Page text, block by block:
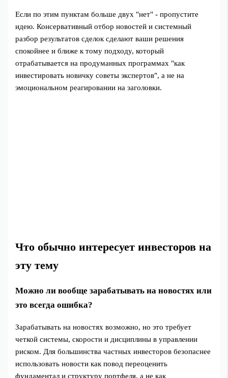
Если по этим пунктам больше двух "нет" - пропустите
идею. Консервативный отбор новостей и системный
разбор результатов сделок сделают ваши решения
спокойнее и ближе к тому подходу, который
отрабатывается на продуманных программах "как
инвестировать новичку советы экспертов", а не на
эмоциональном реагировании на заголовки.
Что обычно интересует инвесторов на
эту тему
Можно ли вообще зарабатывать на новостях или
это всегда ошибка?
Зарабатывать на новостях возможно, но это требует
четкой системы, скорости и дисциплины в управлении
риском. Для большинства частных инвесторов безопаснее
использовать новости как повод переоценить
фундаментал и структуру портфеля, а не как